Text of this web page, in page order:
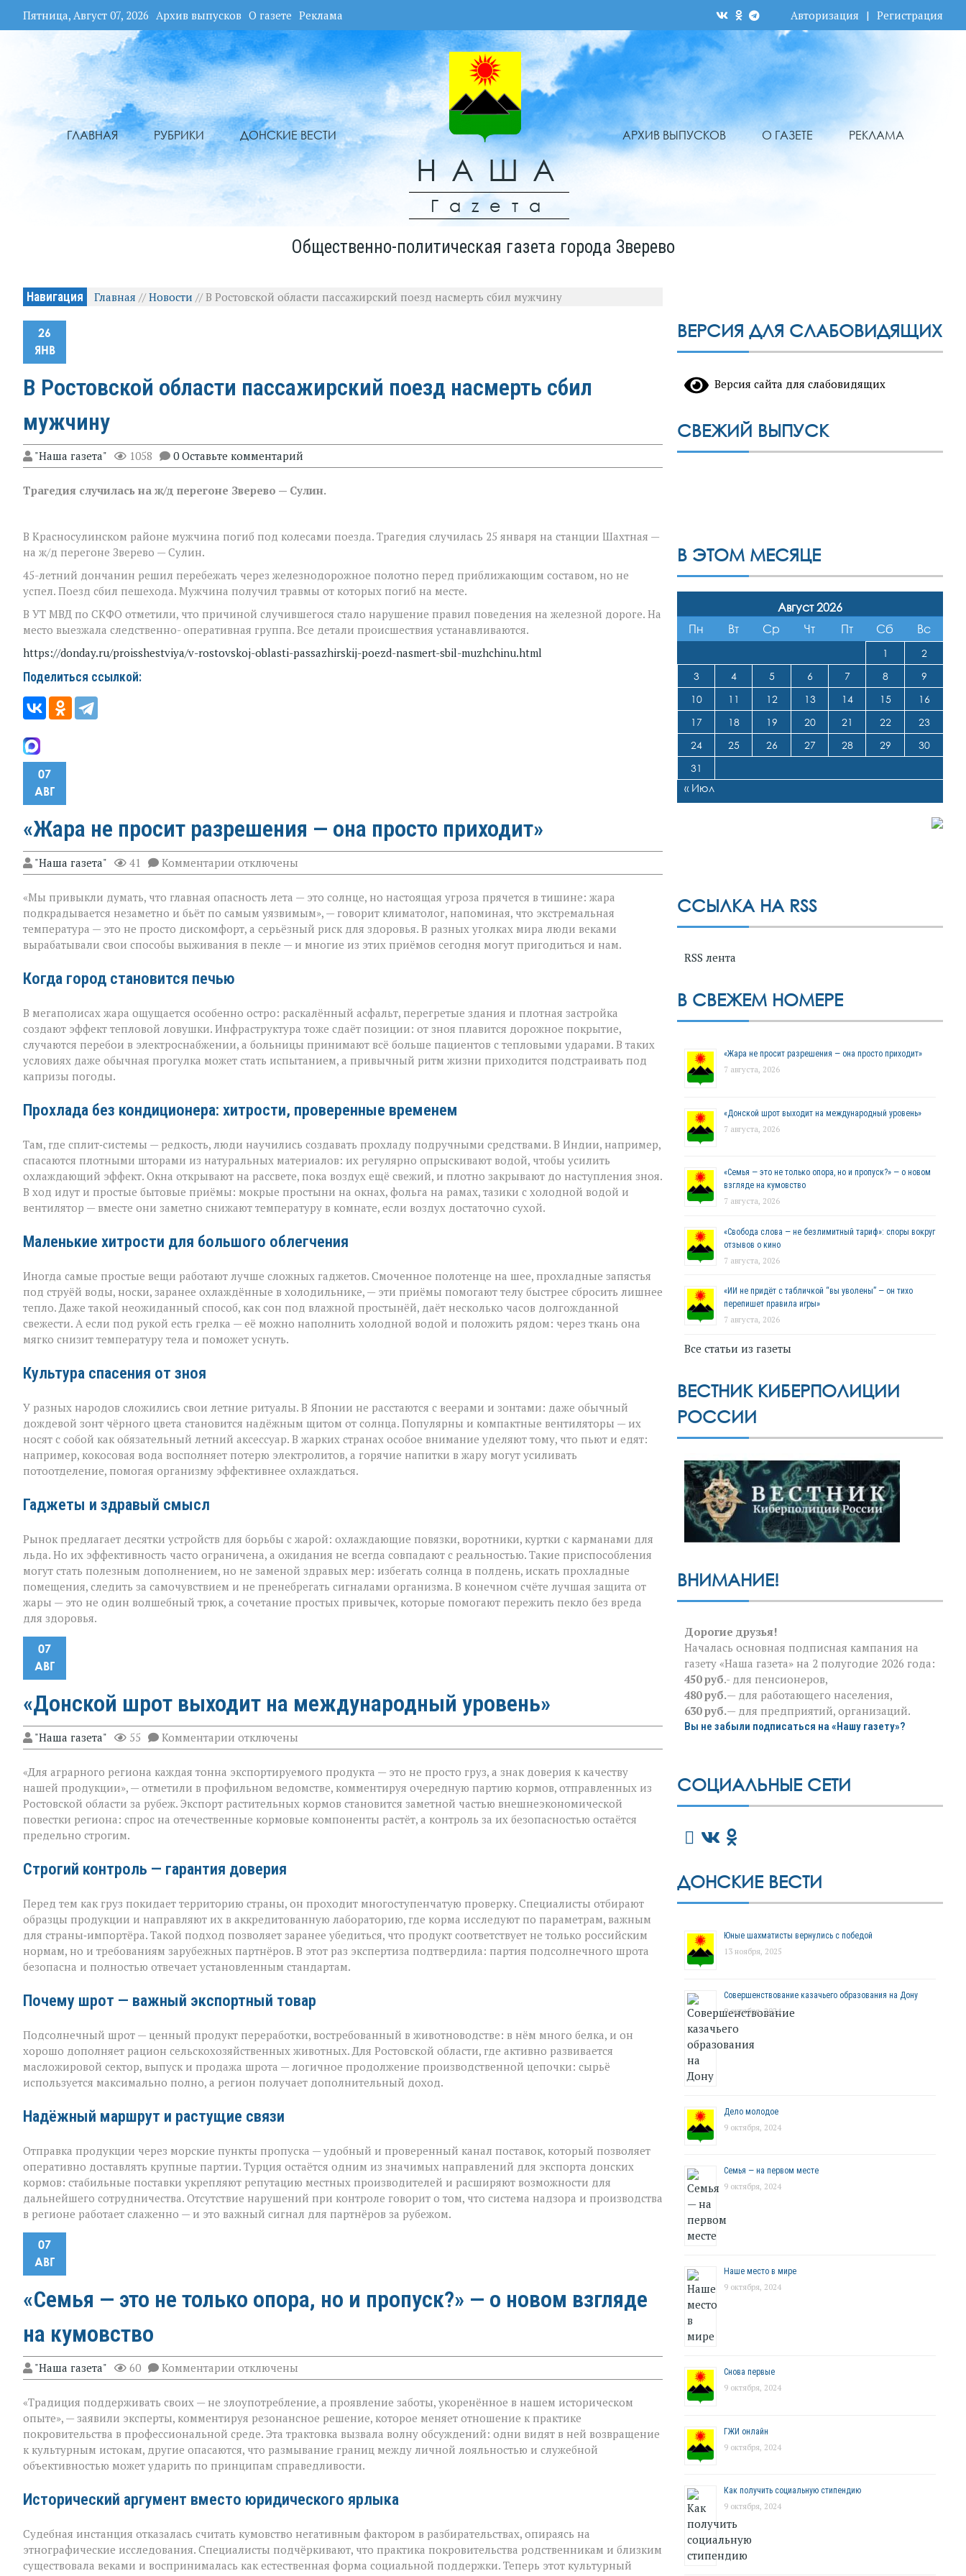
Пятница, Август 07, 2026 Архив выпусков О газете Реклама Авторизация | Регистрация
ГЛАВНАЯ РУБРИКИ ДОНСКИЕ ВЕСТИ
НАША
Гаzета
АРХИВ ВЫПУСКОВ О ГАЗЕТЕ РЕКЛАМА
Общественно-политическая газета города Зверево
Навигация Главная //Новости //В Ростовской области пассажирский поезд насмерть сбил мужчину
26
ЯНВ
В Ростовской области пассажирский поезд насмерть сбил
мужчину
"Наша газета" 1058 0 Оставьте комментарий
Трагедия случилась на ж/д перегоне Зверево — Сулин.
В Красносулинском районе мужчина погиб под колесами поезда. Трагедия случилась 25 января на станции Шахтная —
на ж/д перегоне Зверево — Сулин.
45-летний дончанин решил перебежать через железнодорожное полотно перед приближающим составом, но не
успел. Поезд сбил пешехода. Мужчина получил травмы от которых погиб на месте.
В УТ МВД по СКФО отметили, что причиной случившегося стало нарушение правил поведения на железной дороге. На
место выезжала следственно- оперативная группа. Все детали происшествия устанавливаются.
https://donday.ru/proisshestviya/v-rostovskoj-oblasti-passazhirskij-poezd-nasmert-sbil-muzhchinu.html
Поделиться ссылкой:
07
АВГ
«Жара не просит разрешения — она просто приходит»
"Наша газета" 41 Комментарии к
записи
не
просит
разрешения — она
просто
приходит»
отключены
«Мы привыкли думать, что главная опасность лета — это солнце, но настоящая угроза прячется в тишине: жара
подкрадывается незаметно и бьёт по самым уязвимым», — говорит климатолог, напоминая, что экстремальная
температура — это не просто дискомфорт, а серьёзный риск для здоровья. В разных уголках мира люди веками
вырабатывали свои способы выживания в пекле — и многие из этих приёмов сегодня могут пригодиться и нам.
Когда город становится печью
В мегаполисах жара ощущается особенно остро: раскалённый асфальт, перегретые здания и плотная застройка
создают эффект тепловой ловушки. Инфраструктура тоже сдаёт позиции: от зноя плавится дорожное покрытие,
случаются перебои в электроснабжении, а больницы принимают всё больше пациентов с тепловыми ударами. В таких
условиях даже обычная прогулка может стать испытанием, а привычный ритм жизни приходится подстраивать под
капризы погоды.
Прохлада без кондиционера: хитрости, проверенные временем
Там, где сплит‑системы — редкость, люди научились создавать прохладу подручными средствами. В Индии, например,
спасаются плотными шторами из натуральных материалов: их регулярно опрыскивают водой, чтобы усилить
охлаждающий эффект. Окна открывают на рассвете, пока воздух ещё свежий, и плотно закрывают до наступления зноя.
В ход идут и простые бытовые приёмы: мокрые простыни на окнах, фольга на рамах, тазики с холодной водой и
вентилятор — вместе они заметно снижают температуру в комнате, если воздух достаточно сухой.
Маленькие хитрости для большого облегчения
Иногда самые простые вещи работают лучше сложных гаджетов. Смоченное полотенце на шее, прохладные запястья
под струёй воды, носки, заранее охлаждённые в холодильнике, — эти приёмы помогают телу быстрее сбросить лишнее
тепло. Даже такой неожиданный способ, как сон под влажной простынёй, даёт несколько часов долгожданной
свежести. А если под рукой есть грелка — её можно наполнить холодной водой и положить рядом: через ткань она
мягко снизит температуру тела и поможет уснуть.
Культура спасения от зноя
У разных народов сложились свои летние ритуалы. В Японии не расстаются с веерами и зонтами: даже обычный
дождевой зонт чёрного цвета становится надёжным щитом от солнца. Популярны и компактные вентиляторы — их
носят с собой как обязательный летний аксессуар. В жарких странах особое внимание уделяют тому, что пьют и едят:
например, кокосовая вода восполняет потерю электролитов, а горячие напитки в жару могут усиливать
потоотделение, помогая организму эффективнее охлаждаться.
Гаджеты и здравый смысл
Рынок предлагает десятки устройств для борьбы с жарой: охлаждающие повязки, воротники, куртки с карманами для
льда. Но их эффективность часто ограничена, а ожидания не всегда совпадают с реальностью. Такие приспособления
могут стать полезным дополнением, но не заменой здравых мер: избегать солнца в полдень, искать прохладные
помещения, следить за самочувствием и не пренебрегать сигналами организма. В конечном счёте лучшая защита от
жары — это не один волшебный трюк, а сочетание простых привычек, которые помогают пережить пекло без вреда
для здоровья.
07
АВГ
«Донской шрот выходит на международный уровень»
"Наша газета" 55 Комментарии к
записи
шрот
выходит
международный
уровень»
отключены
«Для аграрного региона каждая тонна экспортируемого продукта — это не просто груз, а знак доверия к качеству
нашей продукции», — отметили в профильном ведомстве, комментируя очередную партию кормов, отправленных из
Ростовской области за рубеж. Экспорт растительных кормов становится заметной частью внешнеэкономической
повестки региона: спрос на отечественные кормовые компоненты растёт, а контроль за их безопасностью остаётся
предельно строгим.
Строгий контроль — гарантия доверия
Перед тем как груз покидает территорию страны, он проходит многоступенчатую проверку. Специалисты отбирают
образцы продукции и направляют их в аккредитованную лабораторию, где корма исследуют по параметрам, важным
для страны‑импортёра. Такой подход позволяет заранее убедиться, что продукт соответствует не только российским
нормам, но и требованиям зарубежных партнёров. В этот раз экспертиза подтвердила: партия подсолнечного шрота
безопасна и полностью отвечает установленным стандартам.
Почему шрот — важный экспортный товар
Подсолнечный шрот — ценный продукт переработки, востребованный в животноводстве: в нём много белка, и он
хорошо дополняет рацион сельскохозяйственных животных. Для Ростовской области, где активно развивается
масложировой сектор, выпуск и продажа шрота — логичное продолжение производственной цепочки: сырьё
используется максимально полно, а регион получает дополнительный доход.
Надёжный маршрут и растущие связи
Отправка продукции через морские пункты пропуска — удобный и проверенный канал поставок, который позволяет
оперативно доставлять крупные партии. Турция остаётся одним из значимых направлений для экспорта донских
кормов: стабильные поставки укрепляют репутацию местных производителей и расширяют возможности для
дальнейшего сотрудничества. Отсутствие нарушений при контроле говорит о том, что система надзора и производства
в регионе работает слаженно — и это важный сигнал для партнёров за рубежом.
07
АВГ
«Семья — это не только опора, но и пропуск?» — о новом взгляде
на кумовство
"Наша газета" 60 Комментарии к
записи
не
только
опора,
но
и
пропуск?» — о
на
отключены
«Традиция поддерживать своих — не злоупотребление, а проявление заботы, укоренённое в нашем историческом
опыте», — заявили эксперты, комментируя резонансное решение, которое меняет отношение к практике
покровительства в профессиональной среде. Эта трактовка вызвала волну обсуждений: одни видят в ней возвращение
к культурным истокам, другие опасаются, что размывание границ между личной лояльностью и служебной
объективностью может ударить по принципам справедливости.
Исторический аргумент вместо юридического ярлыка
Судебная инстанция отказалась считать кумовство негативным фактором в разбирательствах, опираясь на
этнографические исследования. Специалисты подчёркивают, что практика покровительства родственникам и близким
существовала веками и воспринималась как естественная форма социальной поддержки. Теперь этот культурный
ВЕРСИЯ ДЛЯ СЛАБОВИДЯЩИХ
Версия сайта для слабовидящих
СВЕЖИЙ ВЫПУСК
В ЭТОМ МЕСЯЦЕ
Август 2026
Пн
Вт Ср Чт Пт Сб Вс
1
2
3
4 5 6 7 8
9
10
11 12 13 14 15
16
17
18 19 20 21 22
23
24
25 26 27 28 29
30
31
« Июл
ССЫЛКА НА RSS
RSS лента
В СВЕЖЕМ НОМЕРЕ
«Жара не просит разрешения — она просто приходит»
7 августа, 2026
«Донской шрот выходит на международный уровень»
7 августа, 2026
«Семья — это не только опора, но и пропуск?» — о новом
взгляде на кумовство
7 августа, 2026
«Свобода слова — не безлимитный тариф»: споры вокруг
отзывов о кино
7 августа, 2026
«ИИ не придёт с табличкой “вы уволены” — он тихо
перепишет правила игры»
7 августа, 2026
Все статьи из газеты
ВЕСТНИК КИБЕРПОЛИЦИИ
РОССИИ
ВНИМАНИЕ!
Дорогие друзья!
Началась основная подписная кампания на
газету «Наша газета» на 2 полугодие 2026 года:
450 руб.- для пенсионеров,
480 руб.— для работающего населения,
630 руб.— для предприятий, организаций.
Вы не забыли подписаться на «Нашу газету»?
СОЦИАЛЬНЫЕ СЕТИ
ДОНСКИЕ ВЕСТИ
Юные шахматисты вернулись с победой
13 ноября, 2025
Совершенствование казачьего образования на Дону
9 октября, 2024
Дело молодое
9 октября, 2024
Семья — на первом месте
9 октября, 2024
Наше место в мире
9 октября, 2024
Снова первые
9 октября, 2024
ГЖИ онлайн
9 октября, 2024
Как получить социальную стипендию
9 октября, 2024